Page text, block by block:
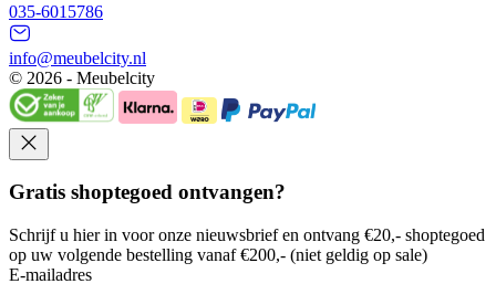
035-6015786
info@meubelcity.nl
© 2026 - Meubelcity
Gratis shoptegoed ontvangen?
Schrijf u hier in voor onze nieuwsbrief en ontvang €20,- shoptegoed
op uw volgende bestelling vanaf €200,- (niet geldig op sale)
E-mailadres